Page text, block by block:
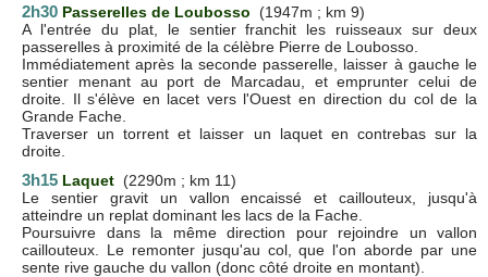
2h30 Passerelles de Loubosso (1947m ; km 9)
A l'entrée du plat, le sentier franchit les ruisseaux sur deux
passerelles à proximité de la célèbre Pierre de Loubosso.
Immédiatement après la seconde passerelle, laisser à gauche le
sentier menant au port de Marcadau, et emprunter celui de
droite. Il s'élève en lacet vers l'Ouest en direction du col de la
Grande Fache.
Traverser un torrent et laisser un laquet en contrebas sur la
droite.
3h15 Laquet (2290m ; km 11)
Le sentier gravit un vallon encaissé et caillouteux, jusqu'à
atteindre un replat dominant les lacs de la Fache.
Poursuivre dans la même direction pour rejoindre un vallon
caillouteux. Le remonter jusqu'au col, que l'on aborde par une
sente rive gauche du vallon (donc côté droite en montant).